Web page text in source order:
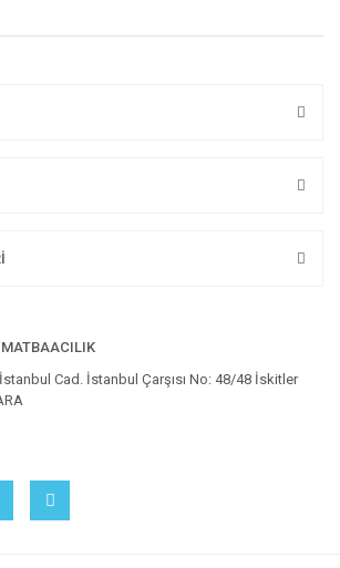
Cad. İstanbul Çarşısı No: 48/48 İskitler